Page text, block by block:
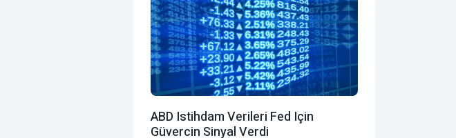
ABD Istihdam Verileri Fed Için
Güvercin Sinyal Verdi